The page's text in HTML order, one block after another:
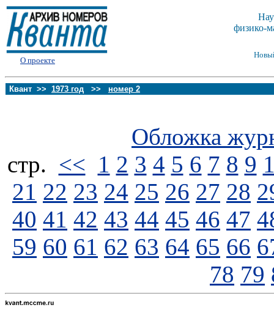
О проекте
физико-
Квант >> 1973 год >> номер 2
Обложка
стp. << 1 2 3 4 5 6 7 8 9
21 22 23 24 25 26 27 28
40 41 42 43 44 45 46 47
59 60 61 62 63 64 65 66
78 79